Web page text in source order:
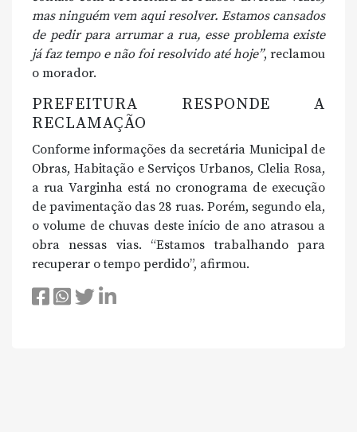
mas ninguém vem aqui resolver. Estamos cansados
de pedir para arrumar a rua, esse problema existe
já faz tempo e não foi resolvido até hoje”, reclamou
o morador.
PREFEITURA RESPONDE A
RECLAMAÇÃO
Conforme informações da secretária Municipal de
Obras, Habitação e Serviços Urbanos, Clelia Rosa,
a rua Varginha está no cronograma de execução
de pavimentação das 28 ruas. Porém, segundo ela,
o volume de chuvas deste início de ano atrasou a
obra nessas vias. “Estamos trabalhando para
recuperar o tempo perdido”, afirmou.